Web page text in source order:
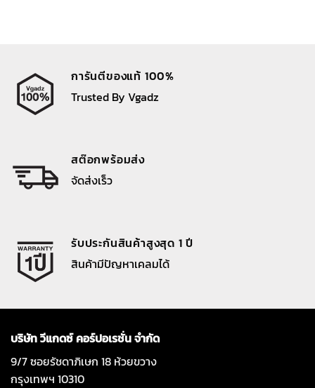
การันตีของแท้ 100%
Trusted By Vgadz
สต๊อกพร้อมส่ง
จัดส่งเร็ว
รับประกันสินค้าสูงสุด 1 ปี
สินค้ามีปัญหาเคลมได้
บริษัท วีแกดซ์ คอร์ปอเรชั่น จำกัด
9/7 ซอยรัชดาภิเษก 18 ห้วยขวาง
กรุงเทพฯ 10310